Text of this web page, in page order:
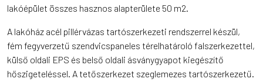
lakóépület összes hasznos alapterülete 50 m2.
A lakóház acél pillérvázas tartószerkezeti rendszerrel készül,
fém fegyverzetű szendvicspaneles térelhatároló falszerkezettel,
külső oldali EPS és belső oldali ásványgyapot kiegészítő
hőszigeteléssel. A tetőszerkezet szeglemezes tartószerkezetű.